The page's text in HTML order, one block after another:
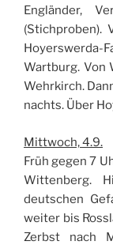
Engländer,
(Stichproben).
Hoyerswerda-
Wartburg. Von
Wehrkirch.
nachts. Über
Mittwoch, 4.9.
Früh gegen 7
Wittenberg.
deutschen
weiter bis
Zerbst nach